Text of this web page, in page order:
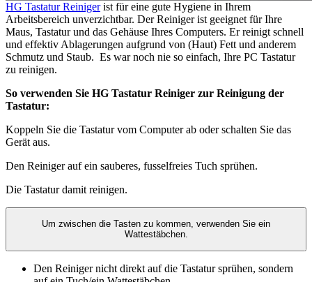
HG Tastatur Reinigerist für eine gute Hygiene in Ihrem
Arbeitsbereich unverzichtbar. Der Reiniger ist geeignet für Ihre
Maus, Tastatur und das Gehäuse Ihres Computers. Er reinigt schnell
und effektiv Ablagerungen aufgrund von (Haut) Fett und anderem
Schmutz und Staub. Es war noch nie so einfach, Ihre PC Tastatur
zu reinigen.
So verwenden Sie HG Tastatur Reiniger zur Reinigung der
Tastatur:
Koppeln Sie die Tastatur vom Computer ab oder schalten Sie das
Gerät aus.
Den Reiniger auf ein sauberes, fusselfreies Tuch sprühen.
Die Tastatur damit reinigen.
Um zwischen die Tasten zu kommen, verwenden Sie ein
Wattestäbchen.
Den Reiniger nicht direkt auf die Tastatur sprühen, sondern